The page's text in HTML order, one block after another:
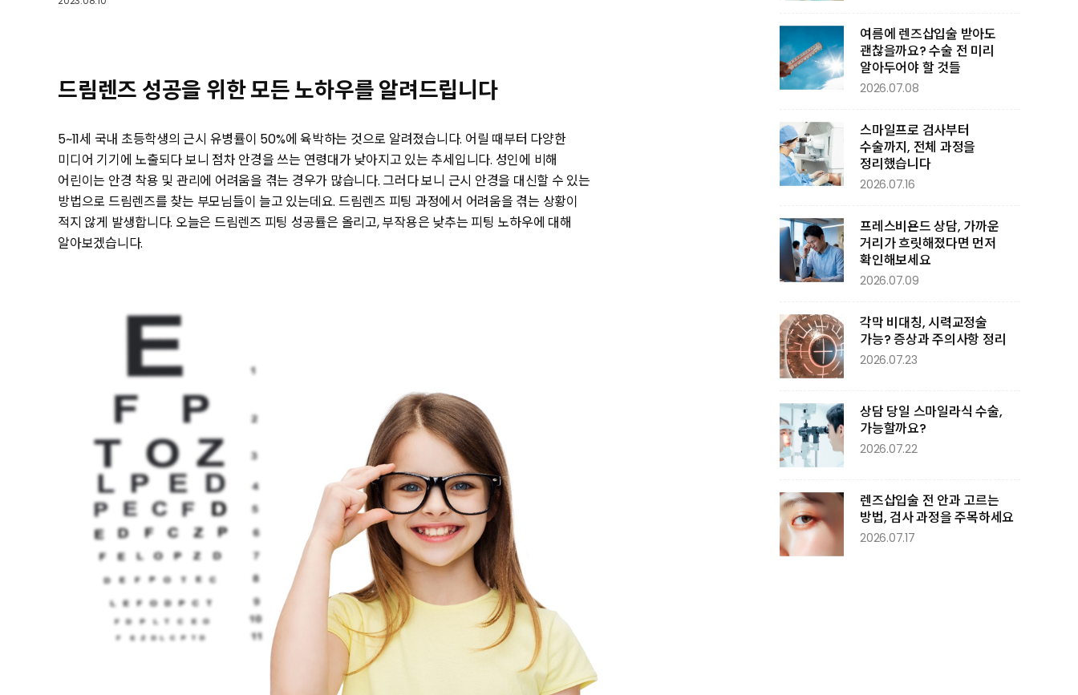
드림렌즈 성공을 위한 모든 노하우를 알려드립니다
5~11세 국내 초등학생의 근시 유병률이 50%에 육박하는 것으로 알려졌습니다. 어릴 때부터 다양한
미디어 기기에 노출되다 보니 점차 안경을 쓰는 연령대가 낮아지고 있는 추세입니다. 성인에 비해
어린이는 안경 착용 및 관리에 어려움을 겪는 경우가 많습니다. 그러다 보니 근시 안경을 대신할 수 있는
방법으로 드림렌즈를 찾는 부모님들이 늘고 있는데요. 드림렌즈 피팅 과정에서 어려움을 겪는 상황이
적지 않게 발생합니다. 오늘은 드림렌즈 피팅 성공률은 올리고, 부작용은 낮추는 피팅 노하우에 대해
알아보겠습니다.
여름에 렌즈삽입술 받아도
괜찮을까요? 수술 전 미리
알아두어야 할 것들
2026.07.08
스마일프로 검사부터
수술까지, 전체 과정을
정리했습니다
2026.07.16
프레스비욘드 상담, 가까운
거리가 흐릿해졌다면 먼저
확인해보세요
2026.07.09
각막 비대칭, 시력교정술
가능? 증상과 주의사항 정리
2026.07.23
상담 당일 스마일라식 수술,
가능할까요?
2026.07.22
렌즈삽입술 전 안과 고르는
방법, 검사 과정을 주목하세요
2026.07.17